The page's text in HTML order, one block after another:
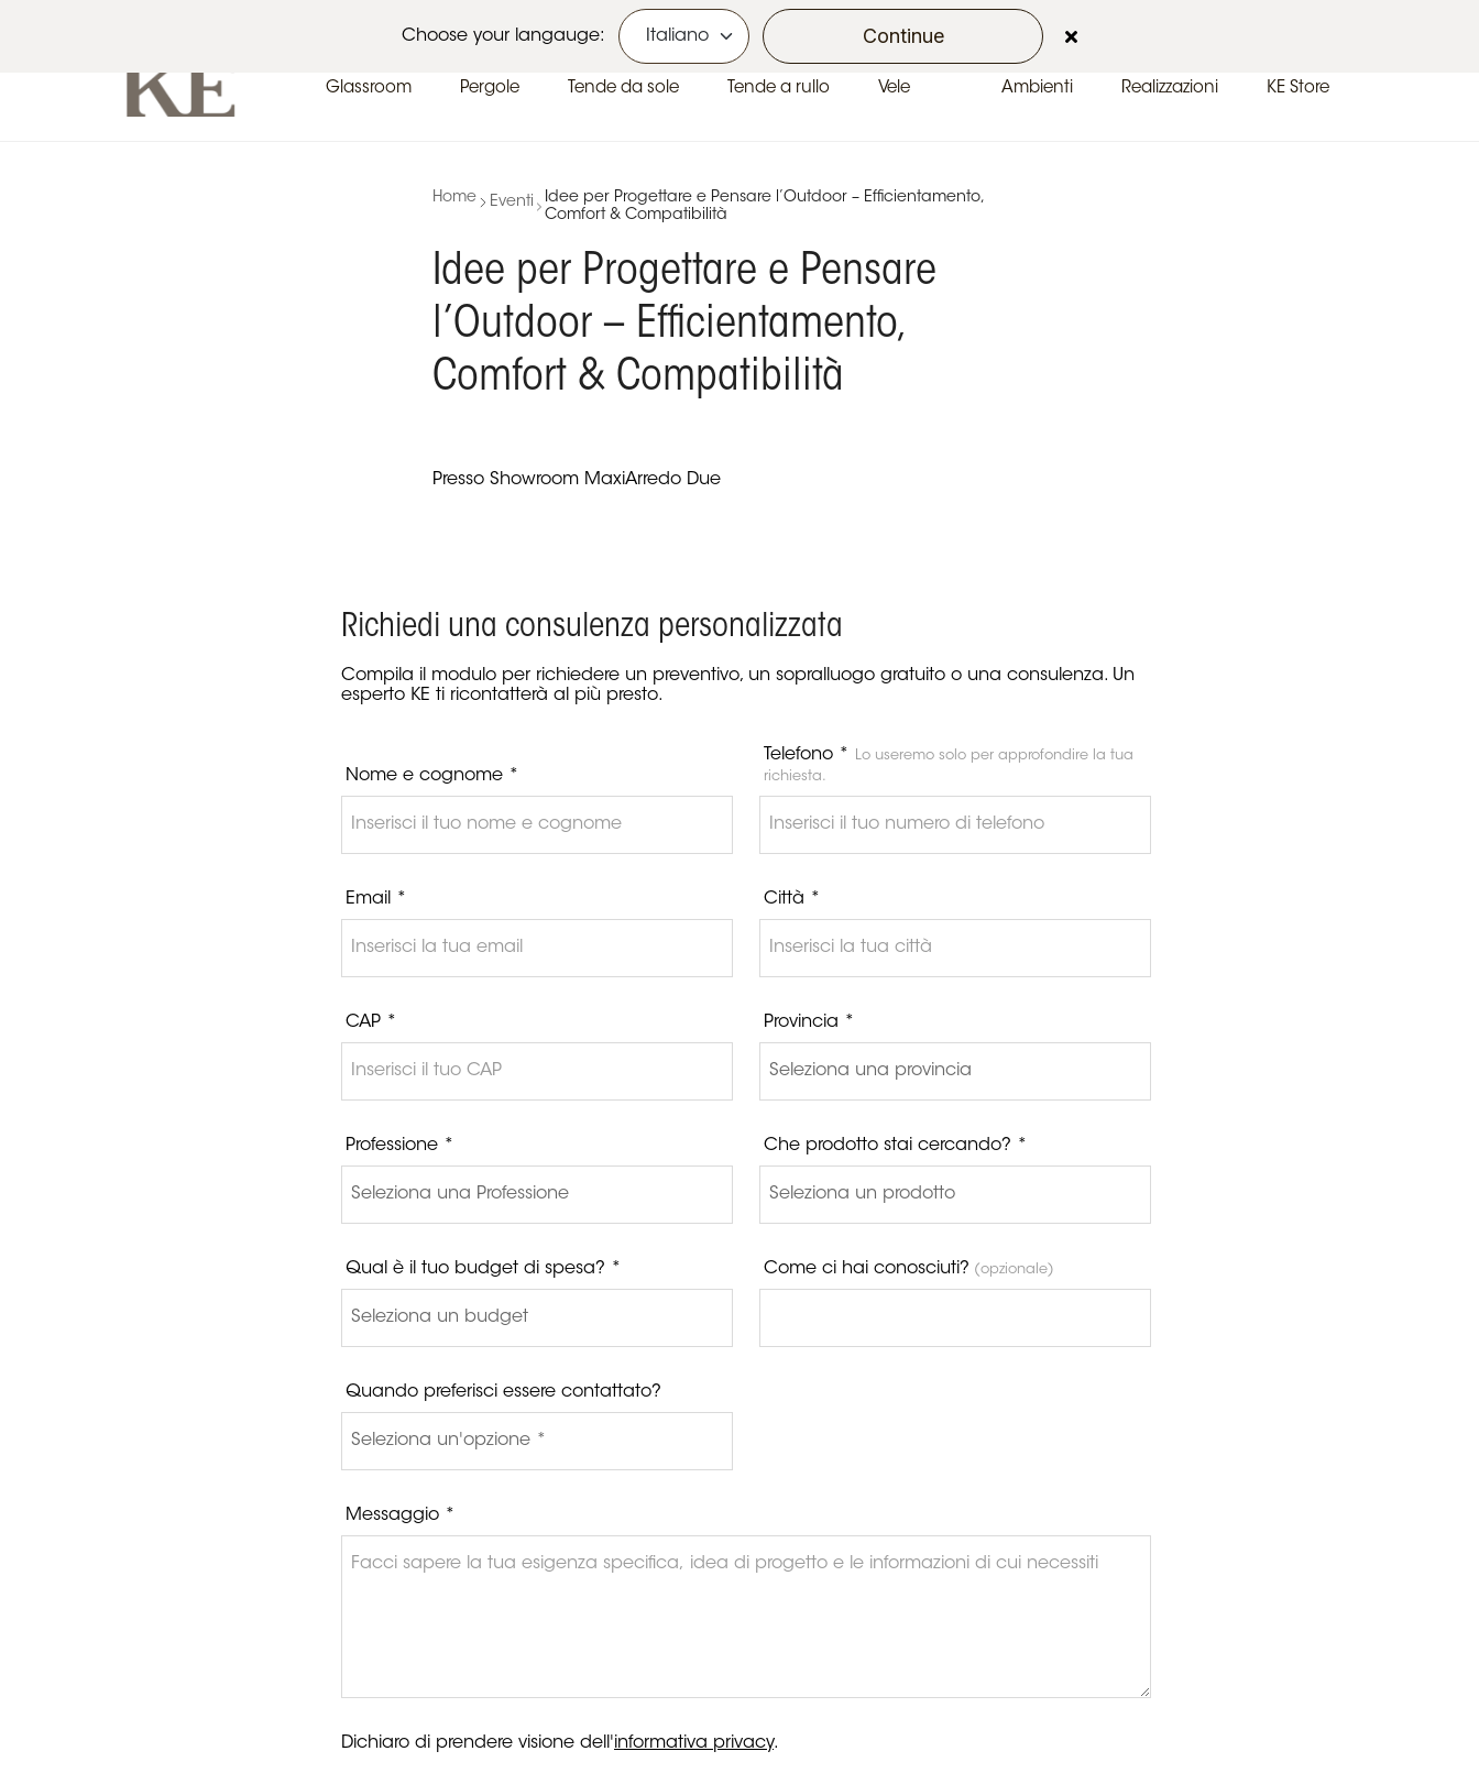
Choose your langauge: Continue
Glassroom Pergole Tende da sole Tende a rullo Vele Ambienti Realizzazioni KE Store
Home Eventi
Idee per Progettare e Pensare l’Outdoor – Efficientamento,
Comfort & Compatibilità
Idee per Progettare e Pensare
l’Outdoor – Efficientamento,
Comfort & Compatibilità
Presso Showroom MaxiArredo Due
Richiedi una consulenza personalizzata
Compila il modulo per richiedere un preventivo, un sopralluogo gratuito o una consulenza. Un
esperto KE ti ricontatterà al più presto.
Nome e cognome *
Telefono *
Lo useremo solo per approfondire la tua
richiesta.
Email * Città *
CAP * Provincia *
Professione * Che prodotto stai cercando? *
Qual è il tuo budget di spesa? * Come ci hai conosciuti? (opzionale)
Quando preferisci essere contattato?
Messaggio *
Dichiaro di prendere visione dell'informativa privacy.